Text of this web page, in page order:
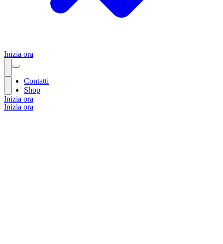
Inizia ora
Inizia ora
Contatti
Shop
Inizia ora